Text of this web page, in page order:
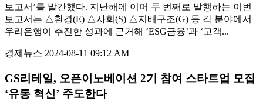
보고서’를 발간했다. 지난해에 이어 두 번째로 발행하는 이번
보고서는 △환경(E) △사회(S) △지배구조(G) 등 각 분야에서
우리은행이 추진한 성과에 근거해 ‘ESG금융’과 ‘고객...
경제뉴스 2024-08-11 09:12 AM
GS리테일, 오픈이노베이션 2기 참여 스타트업 모집
‘유통 혁신’ 주도한다